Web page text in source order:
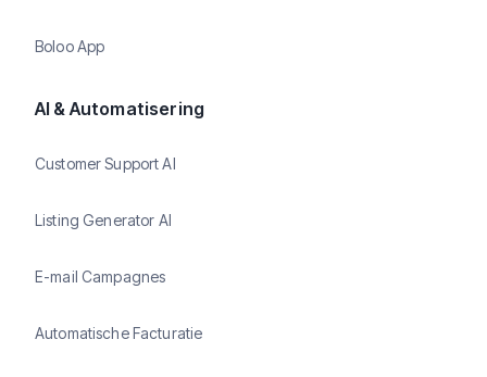
Boloo App
AI & Automatisering
Customer Support AI
Listing Generator AI
E-mail Campagnes
Automatische Facturatie